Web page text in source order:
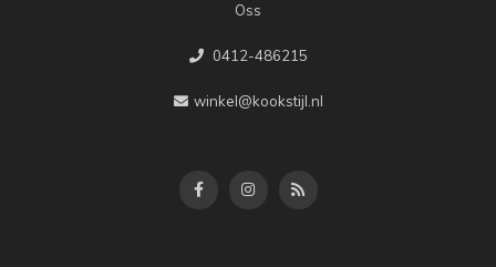
Oss
0412-486215
winkel@kookstijl.nl